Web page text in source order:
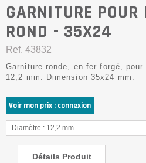
GARNITURE POUR
ROND - 35X24
Ref. 43832
Garniture ronde, en fer forgé, pour
12,2 mm. Dimension 35x24 mm.
Voir mon prix : connexion
Diamètre : 12,2 mm
Détails Produit